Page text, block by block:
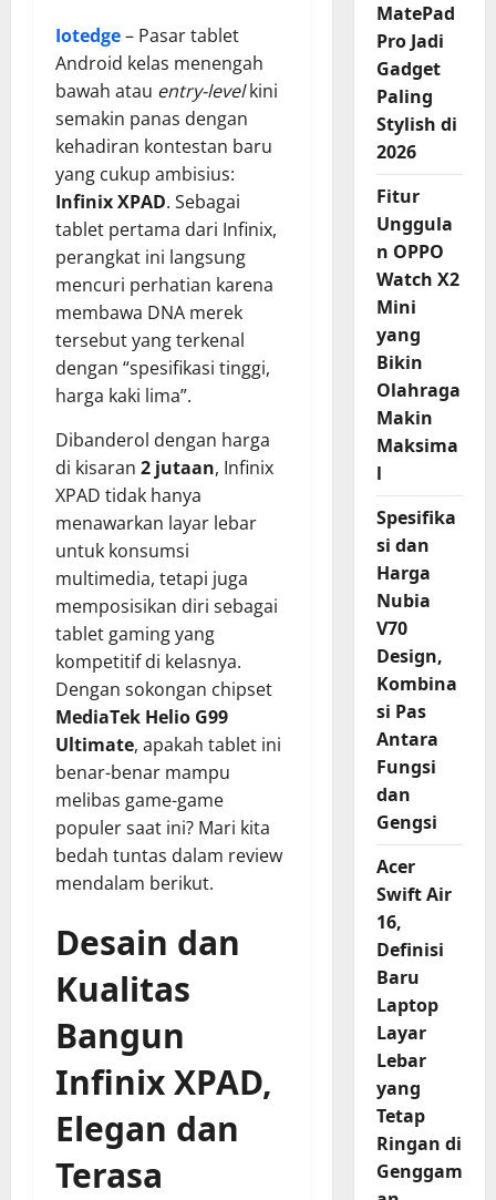
Iotedge– Pasar tablet
Android kelas menengah
bawah atau entry-levelkini
semakin panas dengan
kehadiran kontestan baru
yang cukup ambisius:
Infinix XPAD. Sebagai
tablet pertama dari Infinix,
perangkat ini langsung
mencuri perhatian karena
membawa DNA merek
tersebut yang terkenal
dengan “spesifikasi tinggi,
harga kaki lima”.
Dibanderol dengan harga
di kisaran 2 jutaan, Infinix
XPAD tidak hanya
menawarkan layar lebar
untuk konsumsi
multimedia, tetapi juga
memposisikan diri sebagai
tablet gaming yang
kompetitif di kelasnya.
Dengan sokongan chipset
MediaTek Helio G99
Ultimate, apakah tablet ini
benar-benar mampu
melibas game-game
populer saat ini? Mari kita
bedah tuntas dalam review
mendalam berikut.
Desain dan
Kualitas
Bangun
Infinix XPAD,
Elegan dan
Terasa
MatePad
Pro Jadi
Gadget
Paling
Stylish di
2026
Fitur
Unggula
n OPPO
Watch X2
Mini
yang
Bikin
Olahraga
Makin
Maksima
l
Spesifika
si dan
Harga
Nubia
V70
Design,
Kombina
si Pas
Antara
Fungsi
dan
Gengsi
Acer
Swift Air
16,
Definisi
Baru
Laptop
Layar
Lebar
yang
Tetap
Ringan di
Genggam